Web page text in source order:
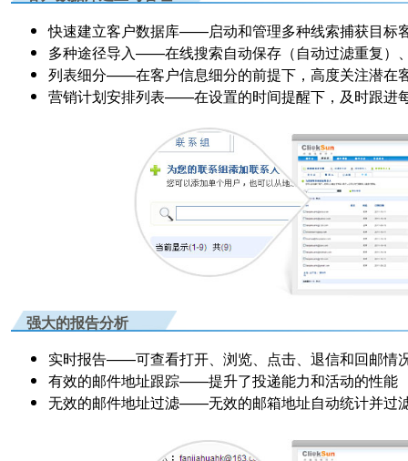
快速建立客户数据库——启动和管理多种线索捕获目标
多种途径导入——在线搜索自动保存（自动过滤重复）
列表细分——在客户信息细分的前提下，高度关注潜在
营销计划安排列表——在设置的时间提醒下，及时跟进
强大的报告分析
实时报告——可查看打开、浏览、点击、退信和回邮情
有效的邮件地址跟踪——提升了投递能力和活动的性能
无效的邮件地址过滤——无效的邮箱地址自动统计并过